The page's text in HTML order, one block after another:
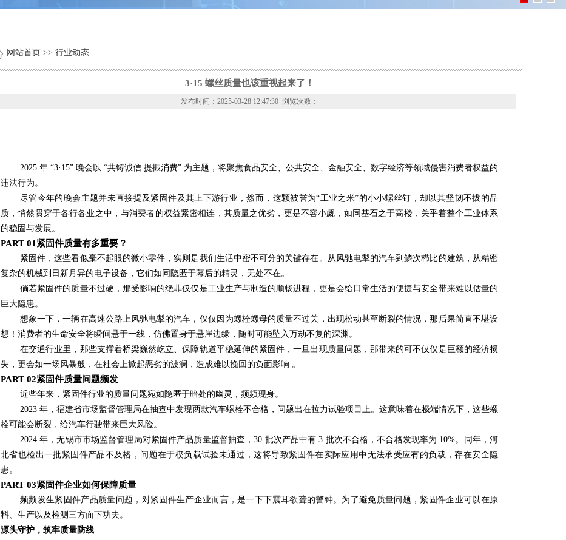
网站首页 >> 行业动态
3·15 螺丝质量也该重视起来了！
发布时间：2025-03-28 12:47:30 浏览次数：
2025 年 “3·15” 晚会以 “共铸诚信 提振消费” 为主题，将聚焦食品安全、公共安全、金融安全、数字经济等领域侵害消费者权益的
违法行为。
尽管今年的晚会主题并未直接提及紧固件及其上下游行业，然而，这颗被誉为“工业之米”的小小螺丝钉，却以其坚韧不拔的品
质，悄然贯穿于各行各业之中，与消费者的权益紧密相连，其质量之优劣，更是不容小觑，如同基石之于高楼，关乎着整个工业体系
的稳固与发展。
PART 01紧固件质量有多重要？
紧固件，这些看似毫不起眼的微小零件，实则是我们生活中密不可分的关键存在。从风驰电掣的汽车到鳞次栉比的建筑，从精密
复杂的机械到日新月异的电子设备，它们如同隐匿于幕后的精灵，无处不在。
倘若紧固件的质量不过硬，那受影响的绝非仅仅是工业生产与制造的顺畅进程，更是会给日常生活的便捷与安全带来难以估量的
巨大隐患。
想象一下，一辆在高速公路上风驰电掣的汽车，仅仅因为螺栓螺母的质量不过关，出现松动甚至断裂的情况，那后果简直不堪设
想！消费者的生命安全将瞬间悬于一线，仿佛置身于悬崖边缘，随时可能坠入万劫不复的深渊。
在交通行业里，那些支撑着桥梁巍然屹立、保障轨道平稳延伸的紧固件，一旦出现质量问题，那带来的可不仅仅是巨额的经济损
失，更会如一场风暴般，在社会上掀起恶劣的波澜，造成难以挽回的负面影响 。
PART 02紧固件质量问题频发
近些年来，紧固件行业的质量问题宛如隐匿于暗处的幽灵，频频现身。
2023 年，福建省市场监督管理局在抽查中发现两款汽车螺栓不合格，问题出在拉力试验项目上。这意味着在极端情况下，这些螺
栓可能会断裂，给汽车行驶带来巨大风险。
2024 年，无锡市市场监督管理局对紧固件产品质量监督抽查，30 批次产品中有 3 批次不合格，不合格发现率为 10%。同年，河
北省也检出一批紧固件产品不及格，问题在于楔负载试验未通过，这将导致紧固件在实际应用中无法承受应有的负载，存在安全隐
患。
PART 03紧固件企业如何保障质量
频频发生紧固件产品质量问题，对紧固件生产企业而言，是一下下震耳欲聋的警钟。为了避免质量问题，紧固件企业可以在原
料、生产以及检测三方面下功夫。
源头守护，筑牢质量防线